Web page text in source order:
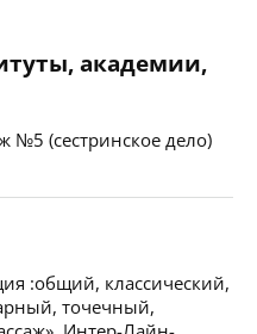
академии,
№5 (сестринское дело)
:общий, классический,
точечный,